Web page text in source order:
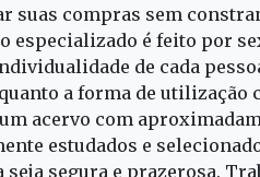
suas compras sem
especializado é feito por
de cada
a forma de utilização
acervo com
estudados e
segura e prazerosa.